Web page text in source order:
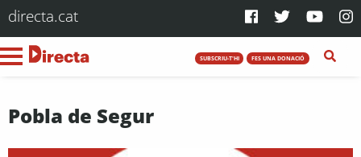
directa.cat
SUBSCRIU-T'HI FES UNA DONACIÓ
Pobla de Segur